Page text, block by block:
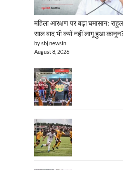
महिला आरक्षण पर बढ़ा घमासान:
साल बाद भी क्यों नहीं लागू हुआ
by sbj newsin
August 8, 2026